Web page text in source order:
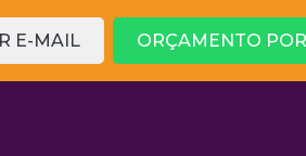
E-MAIL ORÇAMENTO